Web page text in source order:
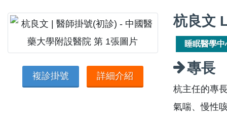
複診掛號 詳細介紹
杭良文
睡眠醫學中
專長
杭主任的專
氣喘、慢性